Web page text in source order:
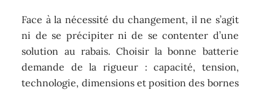
Face à la nécessité du changement, il ne s’agit
ni de se précipiter ni de se contenter d’une
solution au rabais. Choisir la bonne batterie
demande de la rigueur : capacité, tension,
technologie, dimensions et position des bornes